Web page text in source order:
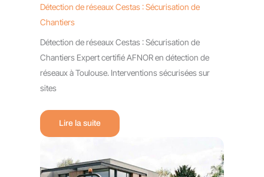
Détection de réseaux Cestas : Sécurisation de
Chantiers
Détection de réseaux Cestas : Sécurisation de
Chantiers Expert certifié AFNOR en détection de
réseaux à Toulouse. Interventions sécurisées sur
sites
Lire la suite